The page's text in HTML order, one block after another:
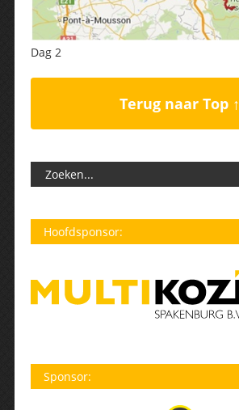
Dag 2
Terug naar Top ↑
Hoofdsponsor:
Sponsor: